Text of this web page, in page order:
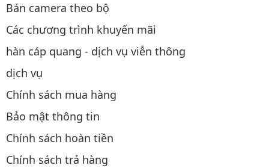
Bán camera theo bộ
Các chương trình khuyến mãi
hàn cáp quang - dịch vụ viễn thông
dịch vụ
Chính sách mua hàng
Bảo mật thông tin
Chính sách hoàn tiền
Chính sách trả hàng